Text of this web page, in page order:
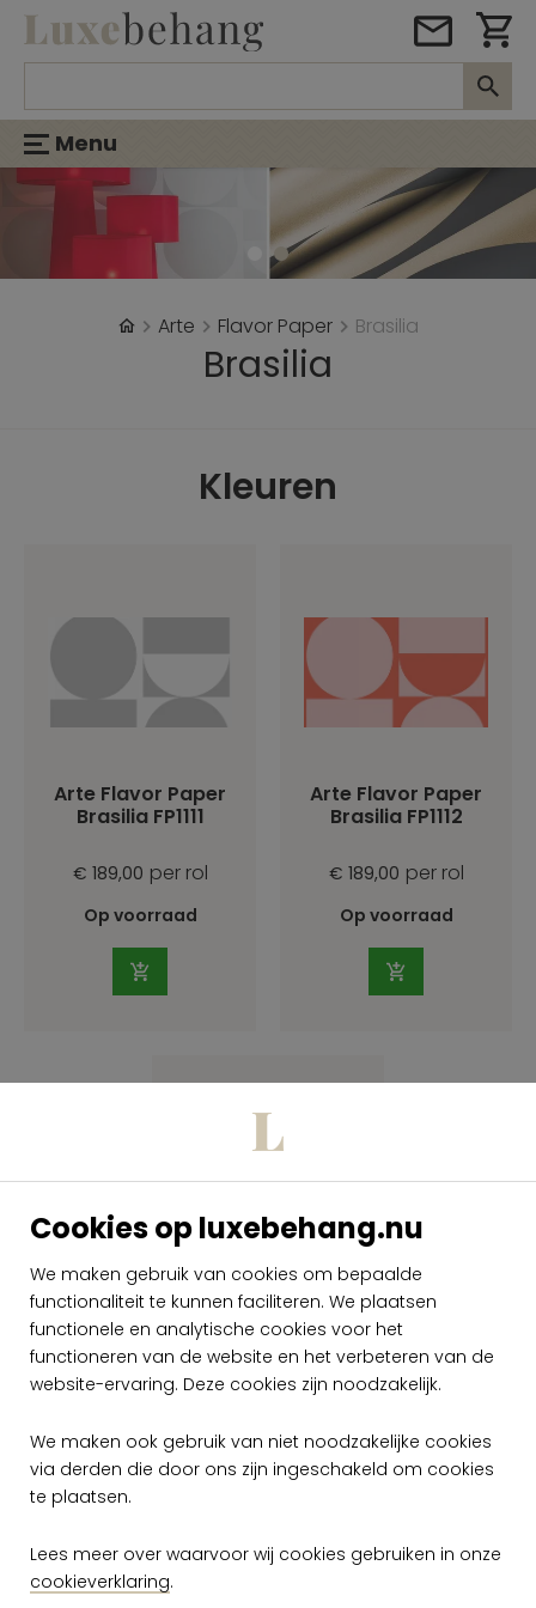
Cookies op luxebehang.nu
We maken gebruik van cookies om bepaalde
functionaliteit te kunnen faciliteren. We plaatsen
functionele en analytische cookies voor het
functioneren van de website en het verbeteren van de
website-ervaring. Deze cookies zijn noodzakelijk.
We maken ook gebruik van niet noodzakelijke cookies
via derden die door ons zijn ingeschakeld om cookies
te plaatsen.
Lees meer over waarvoor wij cookies gebruiken in onze
cookieverklaring.
Menu
Arte Flavor Paper Brasilia
Brasilia
Kleuren
Arte Flavor Paper
Brasilia FP1111
€ 189,00 per rol
Op voorraad
Arte Flavor Paper
Brasilia FP1112
€ 189,00 per rol
Op voorraad
Arte Flavor Paper
Brasilia FP1113
€ 189,00 per rol